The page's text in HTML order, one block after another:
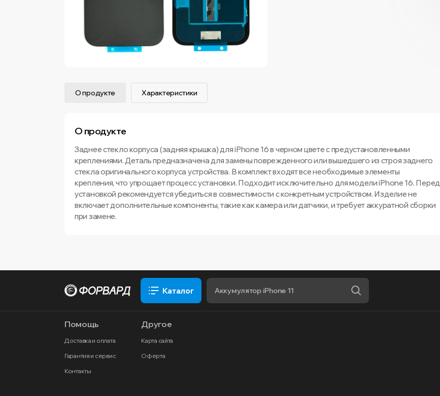
О продукте Характеристики
О продукте
Заднее стекло корпуса (задняя крышка) для iPhone 16 в черном цвете с предустановленными
креплениями. Деталь предназначена для замены поврежденного или вышедшего из строя заднего
стекла оригинального корпуса устройства. В комплект входят все необходимые элементы
крепления, что упрощает процесс установки. Подходит исключительно для модели iPhone 16. Перед
установкой рекомендуется убедиться в совместимости с конкретным устройством. Изделие не
включает дополнительные компоненты, такие как камера или датчики, и требует аккуратной сборки
при замене.
Каталог
Помощь
Доставка и оплата
Гарантия и сервис
Контакты
Другое
Карта сайта
Оферта